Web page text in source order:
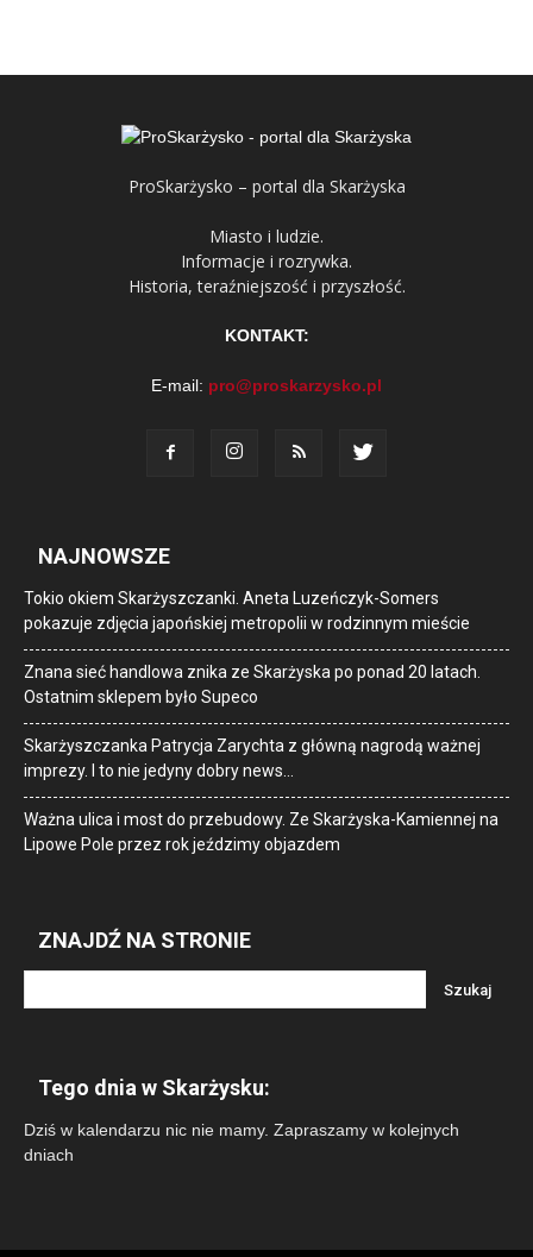
ProSkarżysko – portal dla Skarżyska
Miasto i ludzie.
Informacje i rozrywka.
Historia, teraźniejszość i przyszłość.
KONTAKT:
E-mail: pro@proskarzysko.pl
NAJNOWSZE
Tokio okiem Skarżyszczanki. Aneta Luzeńczyk-Somers
pokazuje zdjęcia japońskiej metropolii w rodzinnym mieście
Znana sieć handlowa znika ze Skarżyska po ponad 20 latach.
Ostatnim sklepem było Supeco
Skarżyszczanka Patrycja Zarychta z główną nagrodą ważnej
imprezy. I to nie jedyny dobry news…
Ważna ulica i most do przebudowy. Ze Skarżyska-Kamiennej na
Lipowe Pole przez rok jeździmy objazdem
ZNAJDŹ NA STRONIE
Tego dnia w Skarżysku:
Dziś w kalendarzu nic nie mamy. Zapraszamy w kolejnych
dniach